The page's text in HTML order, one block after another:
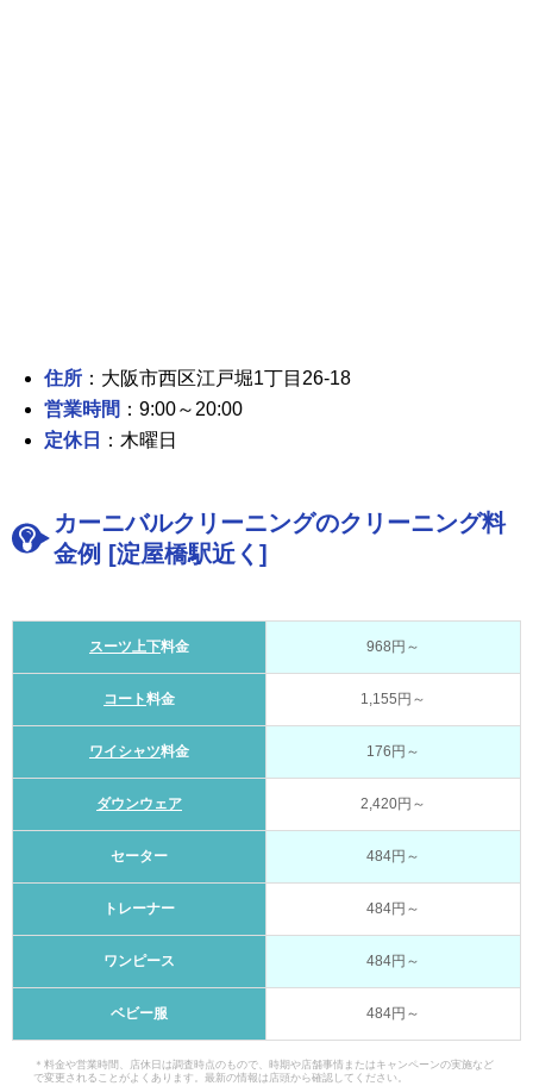
住所 ：大阪市西区江戸堀1丁目26-18
営業時間 ：9:00～20:00
定休日
：木曜日
カーニバルクリーニングのクリーニング料
金例 [淀屋橋駅近く]
スーツ上下料金 968円～
コート料金 1,155円～
ワイシャツ料金 176円～
ダウンウェア 2,420円～
セーター 484円～
トレーナー 484円～
ワンピース 484円～
ベビー服 484円～
＊料金や営業時間、店休日は調査時点のもので、時期や店舗事情またはキャンペーンの実施など
で変更されることがよくあります。最新の情報は店頭から確認してください。